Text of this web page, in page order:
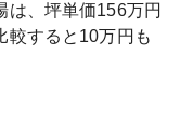
は、坪単価156万円
較すると 10万円も